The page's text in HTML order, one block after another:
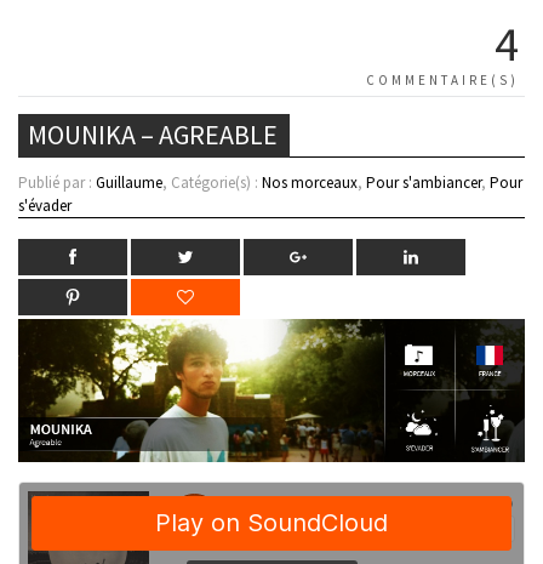
4
COMMENTAIRE(S)
MOUNIKA – AGREABLE
Publié par : Guillaume, Catégorie(s) : Nos morceaux, Pour s'ambiancer, Pour
s'évader